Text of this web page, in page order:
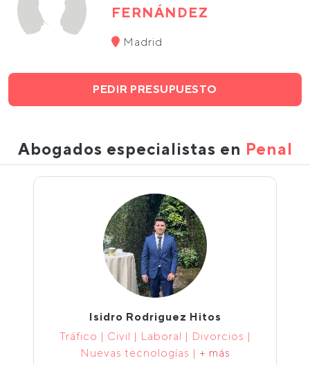
FERNÁNDEZ
Madrid
PEDIR PRESUPUESTO
Abogados especialistas en Penal
Isidro Rodriguez Hitos
Tráfico | Civil | Laboral | Divorcios |
Nuevas tecnologías | + más